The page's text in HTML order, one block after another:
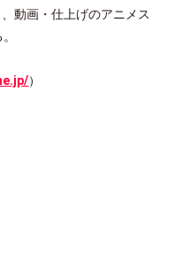
動画・仕上げのアニメス
）